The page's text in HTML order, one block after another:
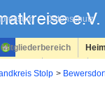
Datenschutz
Mitgliederbereich
Stolp